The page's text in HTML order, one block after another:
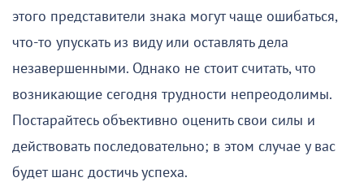
этого представители знака могут чаще ошибаться,
что-то упускать из виду или оставлять дела
незавершенными. Однако не стоит считать, что
возникающие сегодня трудности непреодолимы.
Постарайтесь объективно оценить свои силы и
действовать последовательно; в этом случае у вас
будет шанс достичь успеха.